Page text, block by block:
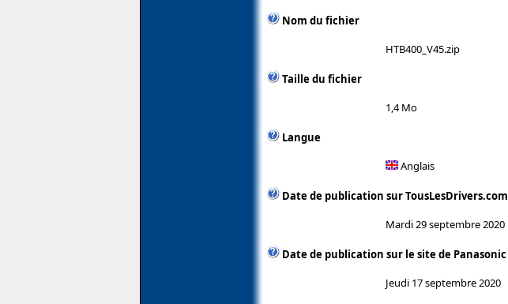
Nom du fichier
HTB400_V45.zip
Taille du fichier
1,4 Mo
Langue
Anglais
Date de publication sur TousLesDrivers.com
Mardi 29 septembre 2020
Date de publication sur le site de Panasonic
Jeudi 17 septembre 2020